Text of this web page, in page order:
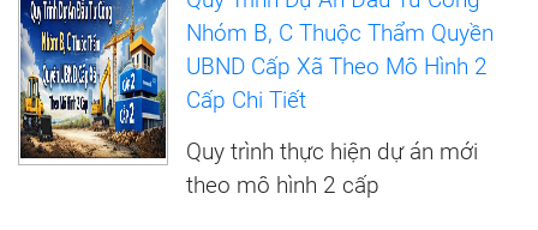
Nhóm B, C Thuộc Thẩm Quyền
UBND Cấp Xã Theo Mô Hình 2
Cấp Chi Tiết
Quy trình thực hiện dự án mới
theo mô hình 2 cấp